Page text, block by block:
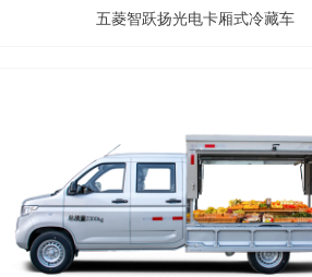
五菱智跃扬光电卡厢式冷藏车